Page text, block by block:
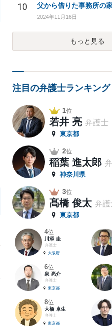
10
2024年11月16日
もっと見る
注目の弁護士ランキング
1位
若井 亮 弁護士
東京都
2位
稲葉 進太郎
神奈川県
3位
髙橋 俊太 弁護
東京都
4位
川添 圭
弁護士
大阪府
6位
泉 亮介
弁護士
東京都
8位
大橋 卓生
弁護士
東京都